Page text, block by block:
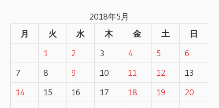
ビ
ー
シ
事:
2018年5月
月
火 水 木 金 土 日
1 2 3 4 5
6
7
8 9 10 11 12
13
14
15 16 17 18 19
20